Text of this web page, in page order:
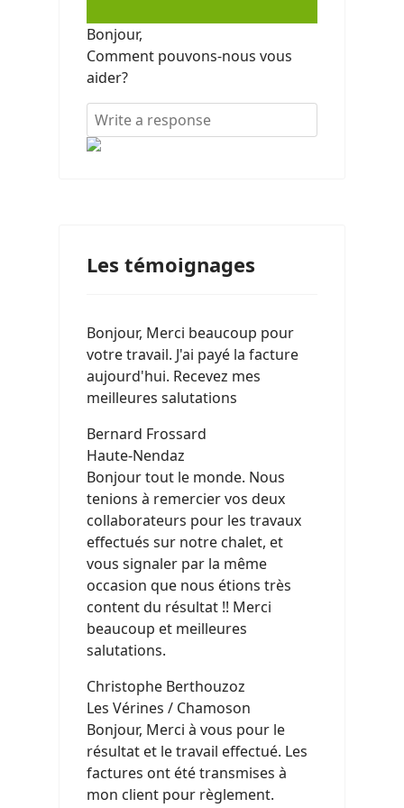
Bonjour,
Comment pouvons-nous vous
aider?
Les témoignages
Bonjour, Merci beaucoup pour
votre travail. J'ai payé la facture
aujourd'hui. Recevez mes
meilleures salutations
Bernard Frossard
Haute-Nendaz
Bonjour tout le monde. Nous
tenions à remercier vos deux
collaborateurs pour les travaux
effectués sur notre chalet, et
vous signaler par la même
occasion que nous étions très
content du résultat !! Merci
beaucoup et meilleures
salutations.
Christophe Berthouzoz
Les Vérines / Chamoson
Bonjour, Merci à vous pour le
résultat et le travail effectué. Les
factures ont été transmises à
mon client pour règlement.